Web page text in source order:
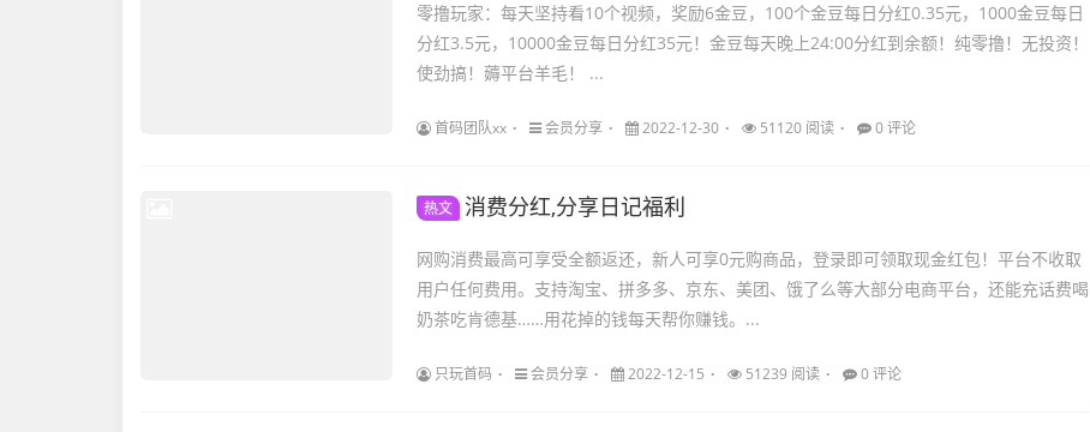
零撸玩家：每天坚持看10个视频，奖励6金豆，100个金豆每日分红0.35元，1000金豆每日
分红3.5元，10000金豆每日分红35元！金豆每天晚上24:00分红到余额！纯零撸！无投资！
使劲搞！薅平台羊毛！ ...
首码团队xx 会员分享 2022-12-30 51120 阅读 0 评论
热文 消费分红,分享日记福利
网购消费最高可享受全额返还，新人可享0元购商品，登录即可领取现金红包！平台不收取
用户任何费用。支持淘宝、拼多多、京东、美团、饿了么等大部分电商平台，还能充话费喝
奶茶吃肯德基……用花掉的钱每天帮你赚钱。...
只玩首码 会员分享 2022-12-15 51239 阅读 0 评论